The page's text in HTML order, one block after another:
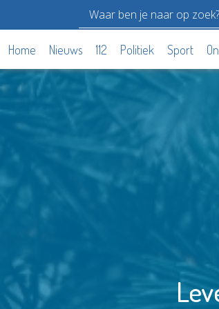
Home Nieuws 112 Politiek Sport